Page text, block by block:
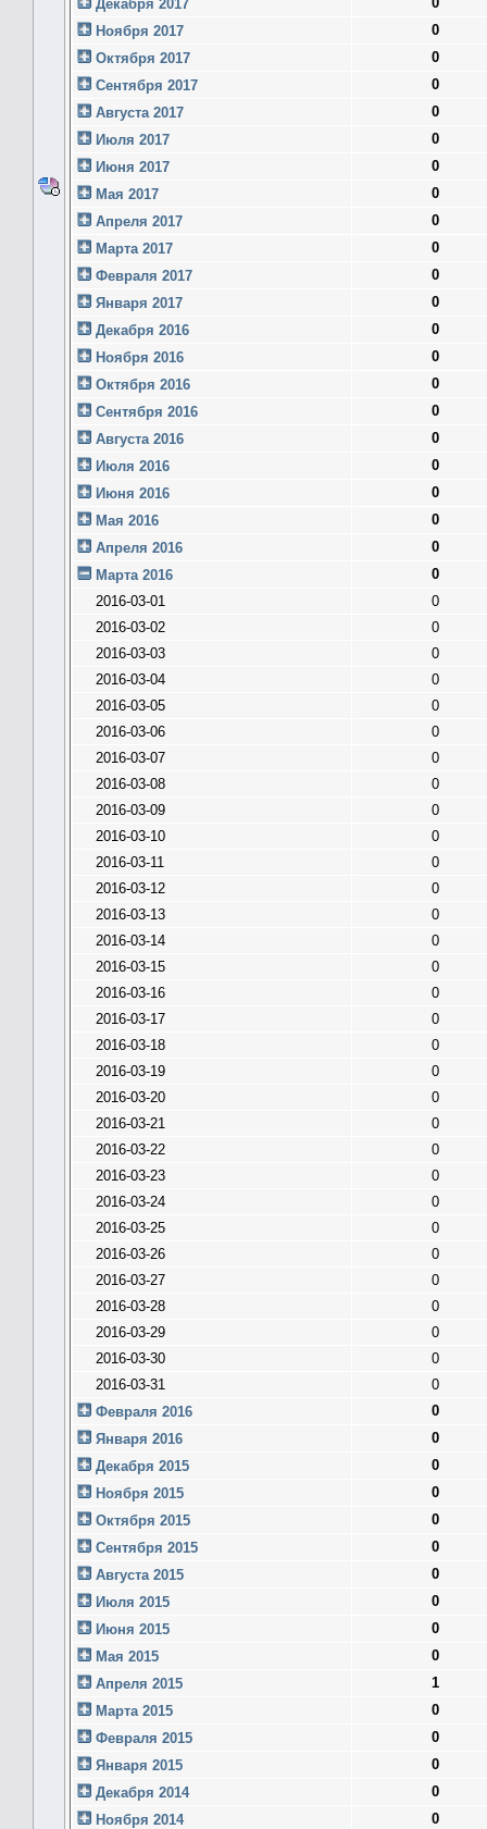
Декабря 2017
Ноября 2017
0
Октября 2017
0
Сентября 2017
0
Августа 2017
0
Июля 2017
0
Июня 2017
0
Мая 2017
0
Апреля 2017
0
Марта 2017
0
Февраля 2017
0
Января 2017
0
Декабря 2016
0
Ноября 2016
0
Октября 2016
0
Сентября 2016
0
Августа 2016
0
Июля 2016
0
Июня 2016
0
Мая 2016
0
Апреля 2016
0
Марта 2016
0
2016-03-01
0
2016-03-02
0
2016-03-03
0
2016-03-04
0
2016-03-05
0
2016-03-06
0
2016-03-07
0
2016-03-08
0
2016-03-09
0
2016-03-10
0
2016-03-11
0
2016-03-12
0
2016-03-13
0
2016-03-14
0
2016-03-15
0
2016-03-16
0
2016-03-17
0
2016-03-18
0
2016-03-19
0
2016-03-20
0
2016-03-21
0
2016-03-22
0
2016-03-23
0
2016-03-24
0
2016-03-25
0
2016-03-26
0
2016-03-27
0
2016-03-28
0
2016-03-29
0
2016-03-30
0
2016-03-31
0
Февраля 2016
0
Января 2016
0
Декабря 2015
0
Ноября 2015
0
Октября 2015
0
Сентября 2015
0
Августа 2015
0
Июля 2015
0
Июня 2015
0
Мая 2015
0
Апреля 2015
1
Марта 2015
0
Февраля 2015
0
Января 2015
0
Декабря 2014
0
Ноября 2014
0